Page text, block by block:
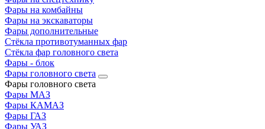
Фары на комбайны
Фары на экскаваторы
Фары дополнительные
Стёкла противотуманных фар
Стёкла фар головного света
Фары - блок
Фары головного света
Фары головного света
Фары МАЗ
Фары КАМАЗ
Фары ГАЗ
Фары УАЗ